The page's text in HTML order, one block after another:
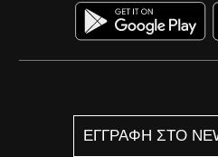
ΕΓΓΡΑΦΗ ΣΤΟ